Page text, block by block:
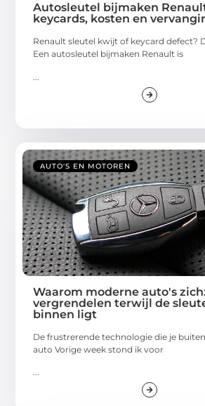
Autosleutel bijmaken
keycards, kosten en
Renault sleutel kwijt of keycard defect?
Een autosleutel bijmaken Renault is
AUTO'S EN MOTOREN
Waarom moderne auto's
vergrendelen terwijl de
binnen ligt
De frustrerende technologie die je
auto Vorige week stond ik voor